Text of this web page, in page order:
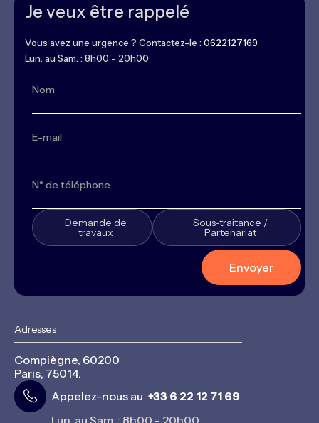
Je veux être rappelé
Vous avez une urgence ? Contactez-le : 0622127169
Lun. au Sam. : 8h00 - 20h00
Demande de
travaux
Sous-traitance /
Partenariat
Adresses
Compiègne, 60200
Paris, 75014.
Appelez-nous au +33 6 22 12 71 69
Lun. au Sam. : 8h00 - 20h00